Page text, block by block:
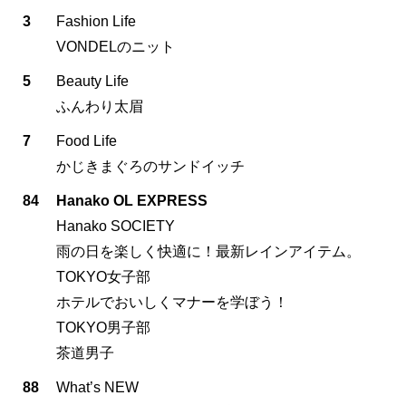
3
Fashion Life
VONDELのニット
5
Beauty Life
ふんわり太眉
7
Food Life
かじきまぐろのサンドイッチ
84
Hanako OL EXPRESS
Hanako SOCIETY
雨の日を楽しく快適に！最新レインアイテム。
TOKYO女子部
ホテルでおいしくマナーを学ぼう！
TOKYO男子部
茶道男子
88
What’s NEW